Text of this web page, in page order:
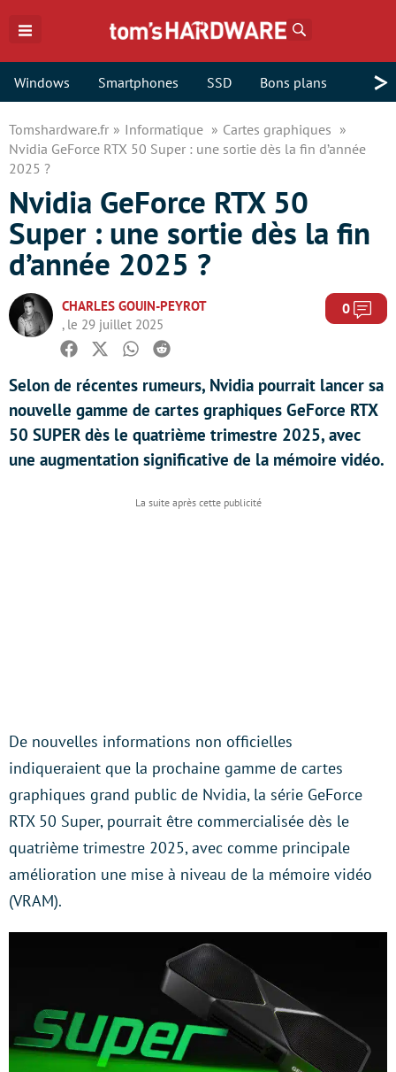
Windows Smartphones SSD Bons plans >
Tomshardware.fr Informatique
Cartes graphiques
Nvidia GeForce RTX 50 Super : une sortie dès la fin d’année
2025 ?
Nvidia GeForce RTX 50
Super : une sortie dès la fin
d’année 2025 ?
CHARLES GOUIN-PEYROT
, le 29 juillet 2025
0
Facebook
TwitterWhatsapp
Reddit
Selon de récentes rumeurs, Nvidia pourrait lancer sa
nouvelle gamme de cartes graphiques GeForce RTX
50 SUPER dès le quatrième trimestre 2025, avec
une augmentation significative de la mémoire vidéo.
De nouvelles informations non officielles
indiqueraient que la prochaine gamme de cartes
graphiques grand public de Nvidia, la série GeForce
RTX 50 Super, pourrait être commercialisée dès le
quatrième trimestre 2025, avec comme principale
amélioration une mise à niveau de la mémoire vidéo
(VRAM).